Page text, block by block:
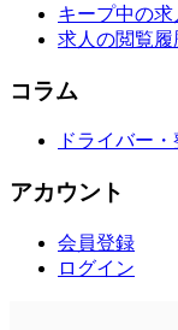
キープ中の求
求人の閲覧履
コラム
ドライバー
アカウント
会員登録
ログイン